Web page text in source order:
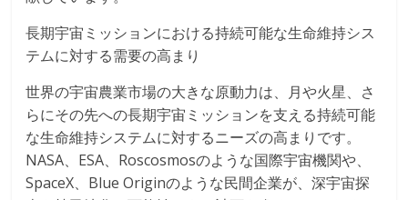
長期宇宙ミッションにおける持続可能な生命維持シス
テムに対する需要の高まり
世界の宇宙農業市場の大きな原動力は、月や火星、さ
らにその先への長期宇宙ミッションを支える持続可能
な生命維持システムに対するニーズの高まりです。
NASA、ESA、Roscosmosのような国際宇宙機関や、
SpaceX、Blue Originのような民間企業が、深宇宙探